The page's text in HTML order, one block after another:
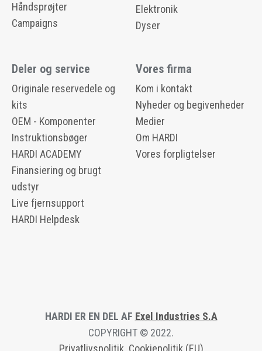
Håndsprøjter
Campaigns
Elektronik
Dyser
Deler og service
Originale reservedele og
kits
OEM - Komponenter
Instruktionsbøger
HARDI ACADEMY
Finansiering og brugt
udstyr
Live fjernsupport
HARDI Helpdesk
Vores firma
Kom i kontakt
Nyheder og begivenheder
Medier
Om HARDI
Vores forpligtelser
HARDI ER EN DEL AF Exel Industries S.A
COPYRIGHT © 2022.
Privatlivspolitik Cookiepolitik (EU)